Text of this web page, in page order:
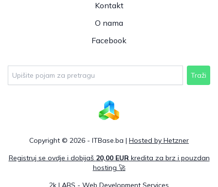
Kontakt
O nama
Facebook
Traži
Copyright © 2026 - ITBase.ba | Hosted by Hetzner
Registruj se ovdje i dobijaš 20,00 EURkredita za brz i pouzdan
hosting 🚀
2k LABS - Web Development Services